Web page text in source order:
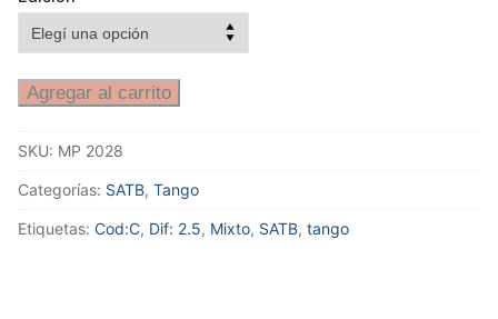
Agregar al carrito
SKU: MP 2028
Categorías: SATB, Tango
Etiquetas: Cod:C, Dif: 2.5, Mixto, SATB, tango